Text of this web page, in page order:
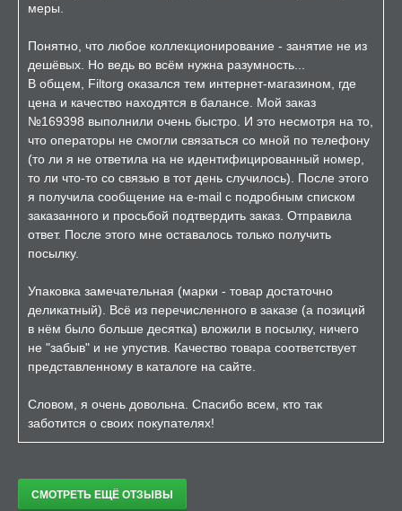
меры.
Понятно, что любое коллекционирование - занятие не из
дешёвых. Но ведь во всём нужна разумность...
В общем, Filtorg оказался тем интернет-магазином, где
цена и качество находятся в балансе. Мой заказ
№169398 выполнили очень быстро. И это несмотря на то,
что операторы не смогли связаться со мной по телефону
(то ли я не ответила на не идентифицированный номер,
то ли что-то со связью в тот день случилось). После этого
я получила сообщение на e-mail с подробным списком
заказанного и просьбой подтвердить заказ. Отправила
ответ. После этого мне оставалось только получить
посылку.
Упаковка замечательная (марки - товар достаточно
деликатный). Всё из перечисленного в заказе (а позиций
в нём было больше десятка) вложили в посылку, ничего
не "забыв" и не упустив. Качество товара соответствует
представленному в каталоге на сайте.
Словом, я очень довольна. Спасибо всем, кто так
заботится о своих покупателях!
СМОТРЕТЬ ЕЩЁ ОТЗЫВЫ